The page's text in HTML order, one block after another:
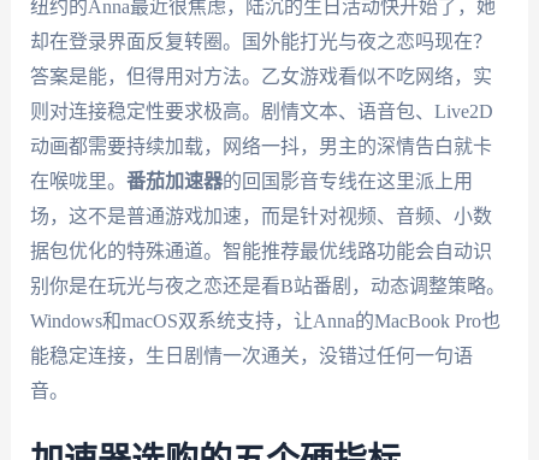
纽约的Anna最近很焦虑，陆沉的生日活动快开始了，她
却在登录界面反复转圈。国外能打光与夜之恋吗现在？
答案是能，但得用对方法。乙女游戏看似不吃网络，实
则对连接稳定性要求极高。剧情文本、语音包、Live2D
动画都需要持续加载，网络一抖，男主的深情告白就卡
在喉咙里。 番茄加速器的回国影音专线在这里派上用
场，这不是普通游戏加速，而是针对视频、音频、小数
据包优化的特殊通道。智能推荐最优线路功能会自动识
别你是在玩光与夜之恋还是看B站番剧，动态调整策略。
Windows和macOS双系统支持，让Anna的MacBook Pro也
能稳定连接，生日剧情一次通关，没错过任何一句语
音。